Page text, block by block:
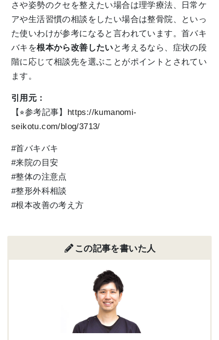
さや姿勢のクセを整えたい場合は理学療法、日常ケ
アや生活習慣の相談をしたい場合は整骨院、といっ
た使いわけが参考になると言われています。首バキ
バキを根本から改善したい と考えるなら、症状の段
階に応じて相談先を選ぶことがポイントとされてい
ます。
引用元：
【⭐︎参考記事】
https://kumanomi-
seikotu.com/blog/3713/
#首バキバキ
#来院の目安
#整体の注意点
#整形外科相談
#根本改善の考え方
この記事を書いた人